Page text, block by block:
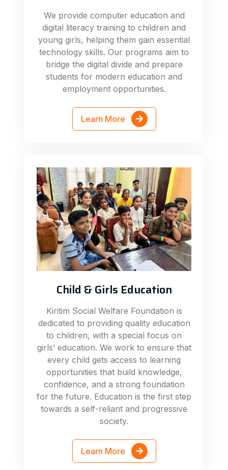
We provide computer education and
digital literacy training to children and
young girls, helping them gain essential
technology skills. Our programs aim to
bridge the digital divide and prepare
students for modern education and
employment opportunities.
Learn More
Child & Girls Education
Kiritim Social Welfare Foundation is
dedicated to providing quality education
to children, with a special focus on
girls’ education. We work to ensure that
every child gets access to learning
opportunities that build knowledge,
confidence, and a strong foundation
for the future. Education is the first step
towards a self-reliant and progressive
society.
Learn More